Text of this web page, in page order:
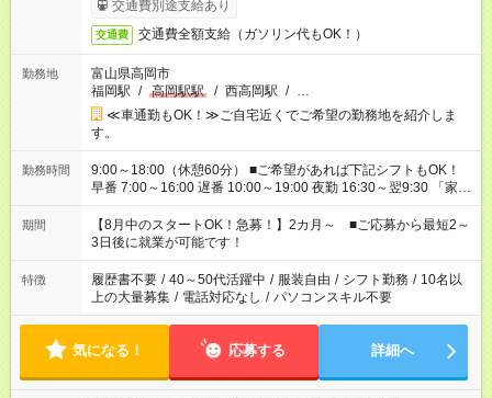
交通費別途支給あり
交通費 交通費全額支給（ガソリン代もOK！）
勤務地
富山県高岡市
福岡駅 / 高岡駅駅 / 西高岡駅 / …
≪車通勤もOK！≫ご自宅近くでご希望の勤務地を紹介しま
す。
勤務時間
9:00～18:00（休憩60分） ■ご希望があれば下記シフトもOK！
早番 7:00～16:00 遅番 10:00～19:00 夜勤 16:30～翌9:30 「家族
と休みを合わせたい」 「余裕を持って夕飯の準備がしたい」
「できれば残業はしたくない」 など、ご希望を教えてください
ね。 ※Wワーク希望の方へ 今ご覧のお仕事で希望する勤務時間
と、もう1つのお仕事の勤務時間。 合計で週40時間を超える場
合は応募できません。
期間
【8月中のスタートOK！急募！】2カ月～ ■ご応募から最短2～
3日後に就業が可能です！
特徴 履歴書不要 / 40～50代活躍中 / 服装自由 / シフト勤務 / 10名以
上の大量募集 / 電話対応なし / パソコンスキル不要
気になる！ 応募する 詳細へ